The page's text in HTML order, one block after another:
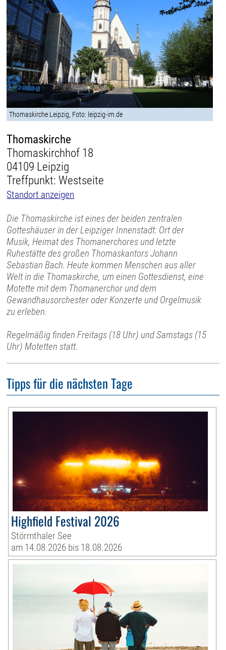
Thomaskirche Leipzig, Foto: leipzig-im.de
Thomaskirche
Thomaskirchhof 18
04109 Leipzig
Treffpunkt: Westseite
Standort anzeigen
Die Thomaskirche ist eines der beiden zentralen
Gotteshäuser in der Leipziger Innenstadt: Ort der
Musik, Heimat des Thomanerchores und letzte
Ruhestätte des großen Thomaskantors Johann
Sebastian Bach. Heute kommen Menschen aus aller
Welt in die Thomaskirche, um einen Gottesdienst, eine
Motette mit dem Thomanerchor und dem
Gewandhausorchester oder Konzerte und Orgelmusik
zu erleben.
Regelmäßig finden Freitags (18 Uhr) und Samstags (15
Uhr) Motetten statt.
Tipps für die nächsten Tage
Highfield Festival 2026
Störmthaler See
am 14.08.2026 bis 18.08.2026